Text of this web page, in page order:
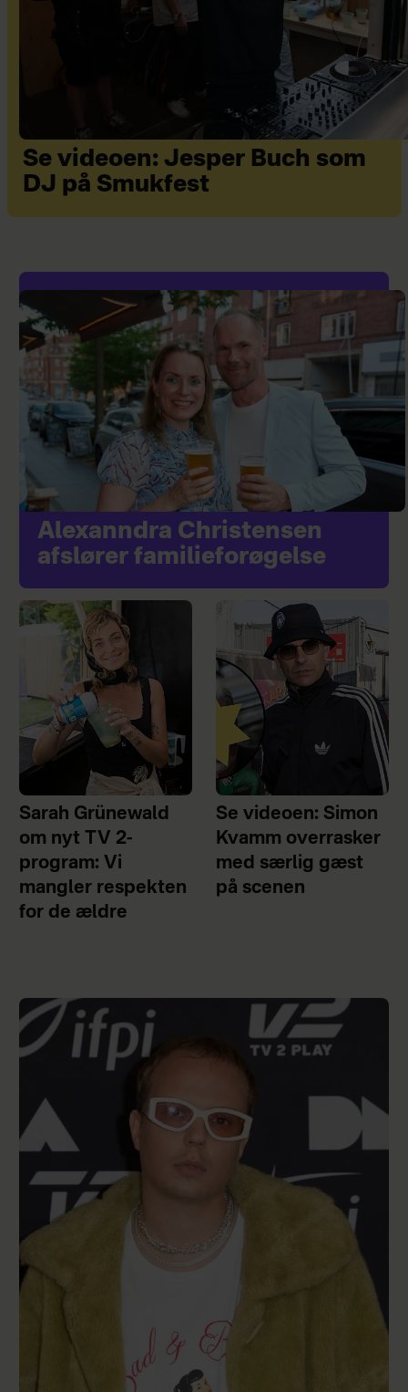
Se videoen: Jesper Buch som
DJ på Smukfest
Alexanndra Christensen
afslører familieforøgelse
Sarah Grünewald
om nyt TV 2-
program: Vi
mangler respekten
for de ældre
Se videoen: Simon
Kvamm overrasker
med særlig gæst
på scenen